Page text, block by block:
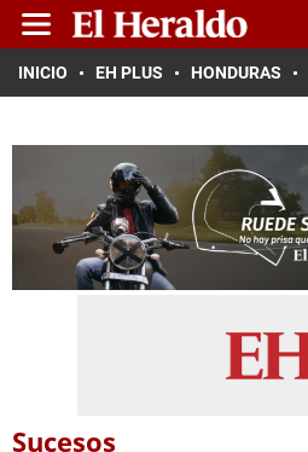
INICIO EH PLUS HONDURAS
Sucesos